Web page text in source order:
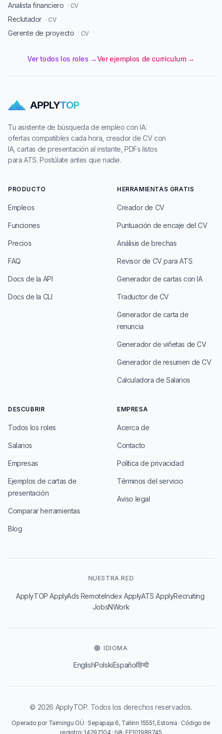
Analista financiero · CV
Reclutador · CV
Gerente de proyecto · CV
Ver todos los roles →Ver ejemplos de currículum →
APPLYTOP
Tu asistente de búsqueda de empleo con IA:
ofertas compatibles cada hora, creador de CV con
IA, cartas de presentación al instante, PDFs listos
para ATS. Postúlate antes que nadie.
PRODUCTO
Empleos
Funciones
Precios
FAQ
Docs de la API
Docs de la CLI
HERRAMIENTAS GRATIS
Creador de CV
Puntuación de encaje del CV
Análisis de brechas
Revisor de CV para ATS
Generador de cartas con IA
Traductor de CV
Generador de carta de
renuncia
Generador de viñetas de CV
Generador de resumen de CV
Calculadora de Salarios
DESCUBRIR
Todos los roles
Salarios
Empresas
Ejemplos de cartas de
presentación
Comparar herramientas
Blog
EMPRESA
Acerca de
Contacto
Política de privacidad
Términos del servicio
Aviso legal
NUESTRA RED
ApplyTOP·ApplyAds·RemoteIndex·ApplyATS·ApplyRecruiting·
JobsNWork
IDIOMA
EnglishPolskiEspañolहिन्दी
© 2026 ApplyTOP. Todos los derechos reservados.
Operado por Taimingu OÜ · Sepapaja 6, Tallinn 15551, Estonia · Código de
registro: 14297104 · IVA: EE101989745